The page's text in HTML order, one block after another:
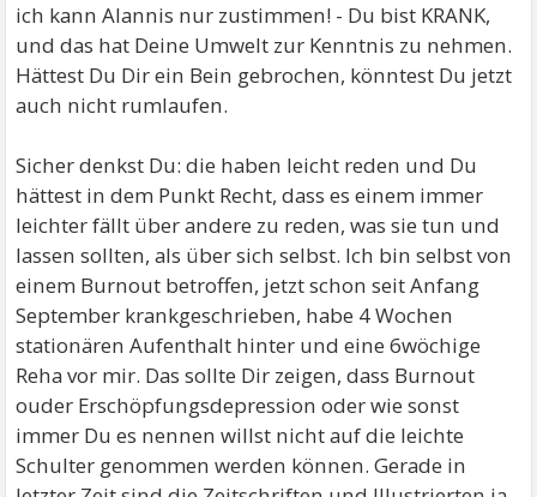
ich kann Alannis nur zustimmen! - Du bist KRANK,
und das hat Deine Umwelt zur Kenntnis zu nehmen.
Hättest Du Dir ein Bein gebrochen, könntest Du jetzt
auch nicht rumlaufen.
Sicher denkst Du: die haben leicht reden und Du
hättest in dem Punkt Recht, dass es einem immer
leichter fällt über andere zu reden, was sie tun und
lassen sollten, als über sich selbst. Ich bin selbst von
einem Burnout betroffen, jetzt schon seit Anfang
September krankgeschrieben, habe 4 Wochen
stationären Aufenthalt hinter und eine 6wöchige
Reha vor mir. Das sollte Dir zeigen, dass Burnout
ouder Erschöpfungsdepression oder wie sonst
immer Du es nennen willst nicht auf die leichte
Schulter genommen werden können. Gerade in